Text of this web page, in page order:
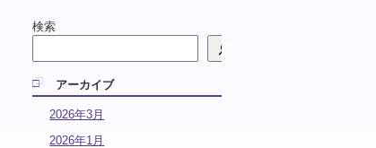
検索
アーカイブ
2026年3月
2026年1月